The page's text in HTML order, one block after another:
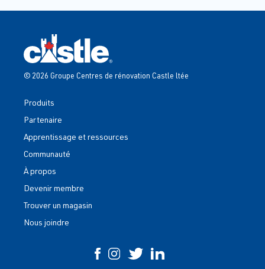
© 2026 Groupe Centres de rénovation Castle ltée
Produits
Partenaire
Apprentissage et ressources
Communauté
À propos
Devenir membre
Trouver un magasin
Nous joindre